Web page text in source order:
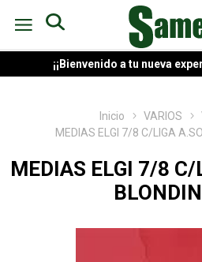
¡¡Bienvenido a tu nueva
Inicio VARIOS
MEDIAS ELGI 7/8 C/LIGA
MEDIAS ELGI 7/8 C/